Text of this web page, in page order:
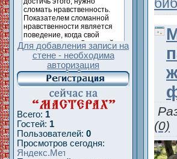
Для добавления записи на
стене - необходима
авторизация
Всего: 1
Гостей: 1
Пользователей: 0
Просмотров сегодня:
(0)